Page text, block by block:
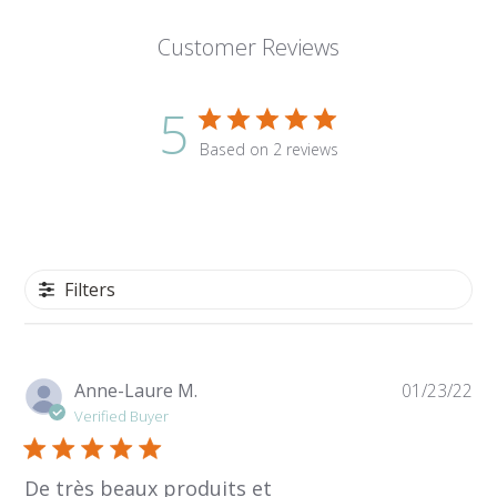
Customer Reviews
5 Based on 2 reviews
Filters
Anne-Laure M.
Verified Buyer
De très beaux produits et
01/23/22